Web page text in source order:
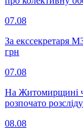
07.08
За екссекретаря
грн
07.08
На Житомирщині
розпочато
08.08